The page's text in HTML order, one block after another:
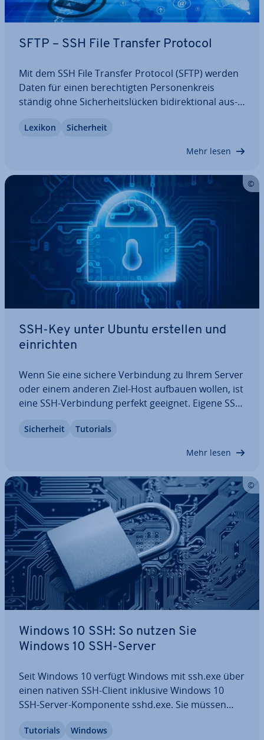
SFTP – SSH File Transfer Protocol
Mit dem SSH File Transfer Protocol (SFTP) werden
Daten für einen be­rech­tig­ten Per­so­nen­kreis
ständig ohne Si­cher­heits­lü­cken bi­di­rek­tio­nal aus­
und Server über eine ver­schlüs­sel­te in­ter­net­ba­
Lexikon Si­cher­heit
Mehr lesen
SSH-Key unter Ubuntu erstellen und
ein­rich­ten
Wenn Sie eine sichere Ver­bin­dung zu Ihrem Server
oder einem anderen Ziel-Host aufbauen wollen, ist
eine SSH-Ver­bin­dung perfekt geeignet. Eigene SSH-
– und ebenso schnell funk­tio­niert die Über­tra­gung
Si­cher­heit Tutorials
Mehr lesen
Windows 10 SSH: So nutzen Sie
Windows 10 SSH-Server
Seit Windows 10 verfügt Windows mit ssh.exe über
einen nativen SSH-Client inklusive Windows 10
SSH-Server-Kom­po­nen­te sshd.exe. Sie müssen
lie­ren, sondern nutzen einfach den haus­ei­ge­nen
Tutorials Windows